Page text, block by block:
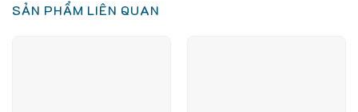
SẢN PHẨM LIÊN QUAN